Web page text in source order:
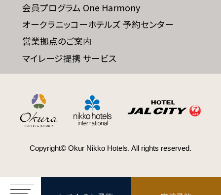
SDGs
SDGsへの取り組み
Recruit
Contact
オンラインショップ
会員プログラム One Harmony
オークラニッコーホテルズ 予約センター
営業拠点のご案内
マイレージ提携 サービス
Copyright© Okur Nikko Hotels. All rights reserved.